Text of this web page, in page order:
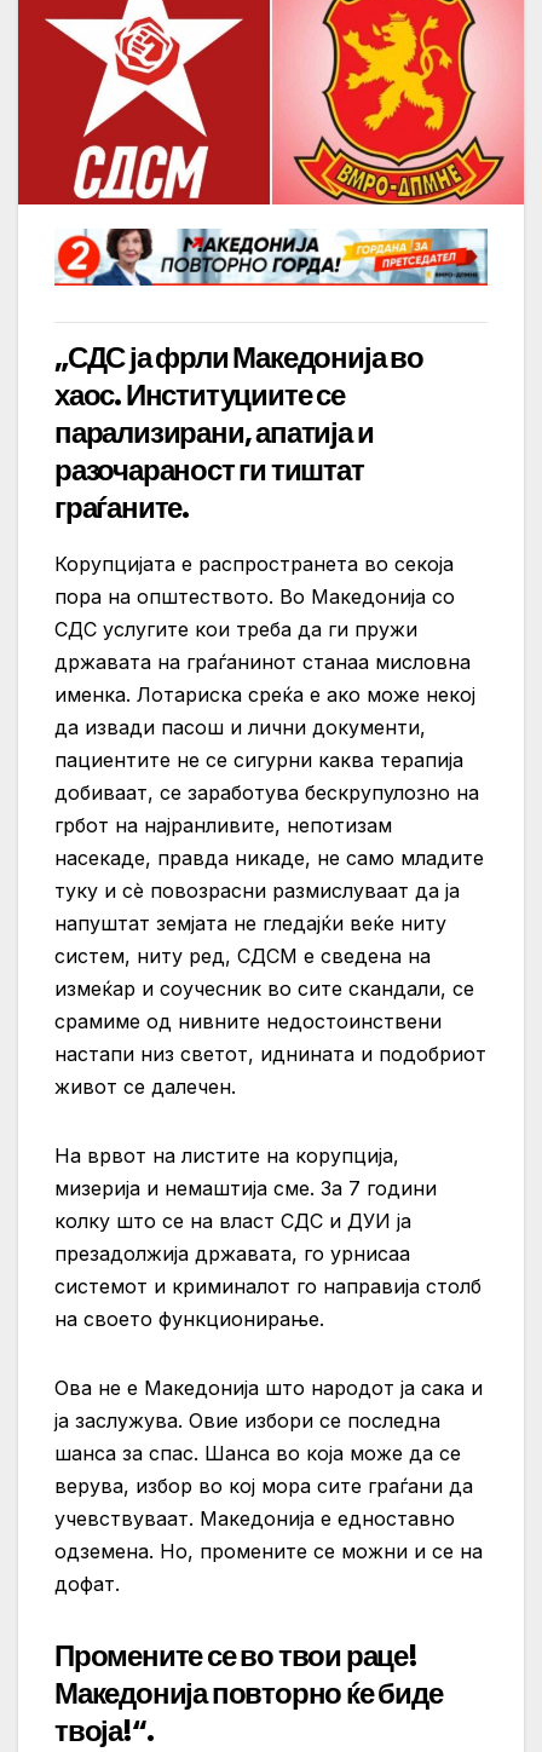
„СДС ја фрли Македонија во
хаос. Институциите се
парализирани, апатија и
разочараност ги тиштат
граѓаните.
Корупцијата е распространета во секоја
пора на општеството. Во Македонија со
СДС услугите кои треба да ги пружи
државата на граѓанинот станаа мисловна
именка. Лотариска среќа е ако може некој
да извади пасош и лични документи,
пациентите не се сигурни каква терапија
добиваат, се заработува бескрупулозно на
грбот на најранливите, непотизам
насекаде, правда никаде, не само младите
туку и сѐ повозрасни размислуваат да ја
напуштат земјата не гледајќи веќе ниту
систем, ниту ред, СДСМ е сведена на
измеќар и соучесник во сите скандали, се
срамиме од нивните недостоинствени
настапи низ светот, иднината и подобриот
живот се далечен.
На врвот на листите на корупција,
мизерија и немаштија сме. За 7 години
колку што се на власт СДС и ДУИ ја
презадолжија државата, го урнисаа
системот и криминалот го направија столб
на своето функционирање.
Ова не е Македонија што народот ја сака и
ја заслужува. Овие избори се последна
шанса за спас. Шанса во која може да се
верува, избор во кој мора сите граѓани да
учевствуваат. Македонија е едноставно
одземена. Но, промените се можни и се на
дофат.
Промените се во твои раце!
Македонија повторно ќе биде
твоја!“.